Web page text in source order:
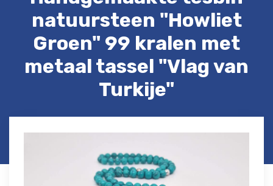
natuursteen "Howliet
Groen" 99 kralen met
metaal tassel "Vlag van
Turkije"